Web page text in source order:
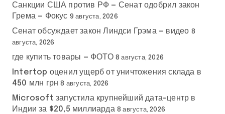
Санкции США против РФ — Сенат одобрил закон
Грема — Фокус 9 августа, 2026
Сенат обсуждает закон Линдси Грэма — видео 8
августа, 2026
где купить товары — ФОТО 8 августа, 2026
Intertop оценил ущерб от уничтожения склада в
450 млн грн 8 августа, 2026
Microsoft запустила крупнейший дата-центр в
Индии за $20,5 миллиарда 8 августа, 2026